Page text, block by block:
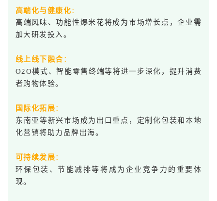
高端化与健康化：
高端风味、功能性爆米花将成为市场增长点，企业需
加大研发投入。
线上线下融合 ：
O2O模式、智能零售终端等将进一步深化，提升消费
者购物体验。
国际化拓展：
东南亚等新兴市场成为出口重点，定制化包装和本地
化营销将助力品牌出海。
可持续发展：
环保包装、节能减排等将成为企业竞争力的重要体
现。